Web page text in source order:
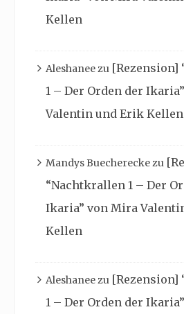
Kellen
Aleshaneezu [Rezension]
1 – Der Orden der
Valentin und Erik Kellen
Mandys Buechereckezu
“Nachtkrallen 1 – Der
Ikaria” von Mira
Kellen
Aleshaneezu [Rezension]
1 – Der Orden der